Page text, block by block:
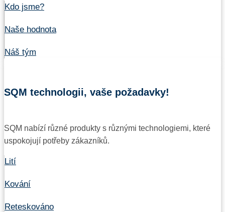
Kdo jsme?
Naše hodnota
Náš tým
SQM technologii, vaše požadavky!
SQM nabízí různé produkty s různými technologiemi, které
uspokojují potřeby zákazníků.
Lití
Kování
Reteskováno